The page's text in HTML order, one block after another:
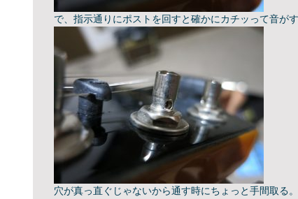
で、指示通りにポストを回すと確かにカチッって音が
穴が真っ直ぐじゃないから通す時にちょっと手間取る。